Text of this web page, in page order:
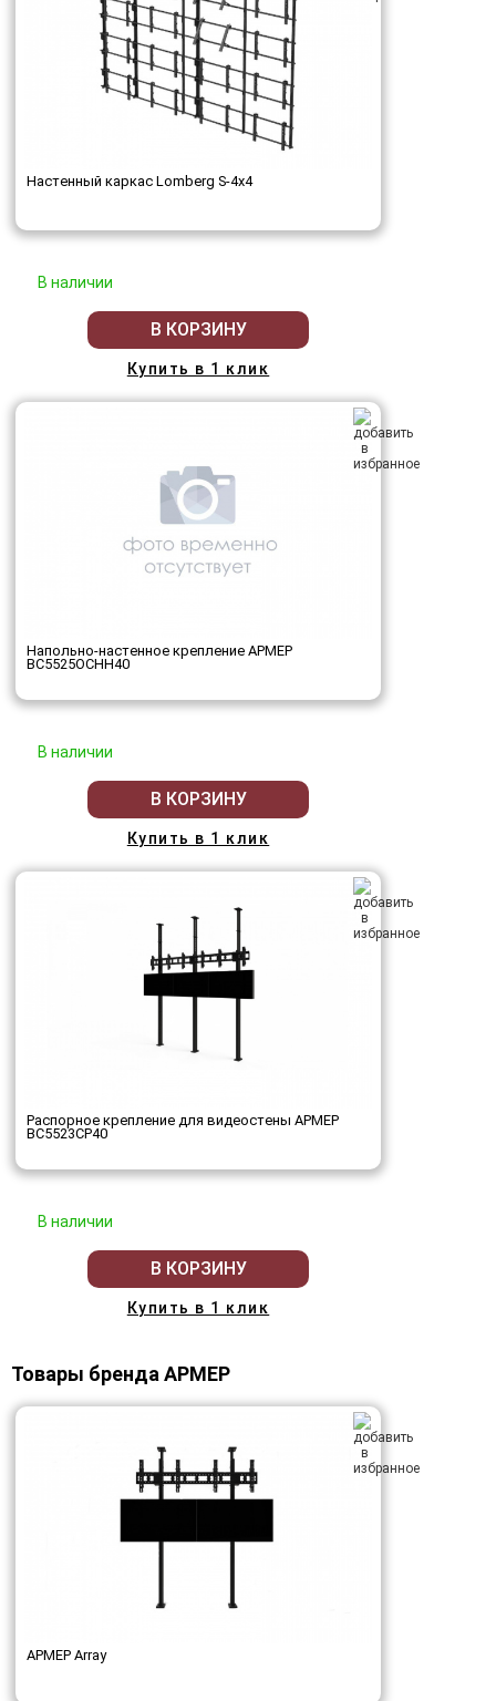
Настенный каркас Lomberg S-4х4
В наличии
В КОРЗИНУ
Купить в 1 клик
Напольно-настенное крепление АРМЕР
ВС5525ОСНН40
В наличии
В КОРЗИНУ
Купить в 1 клик
Распорное крепление для видеостены АРМЕР
ВС5523СР40
В наличии
В КОРЗИНУ
Купить в 1 клик
Товары бренда АРМЕР
АРМЕР Array